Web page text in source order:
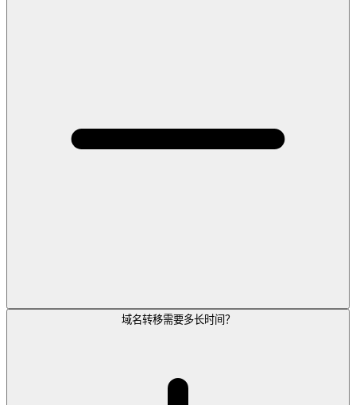
域名转移需要多长时间？